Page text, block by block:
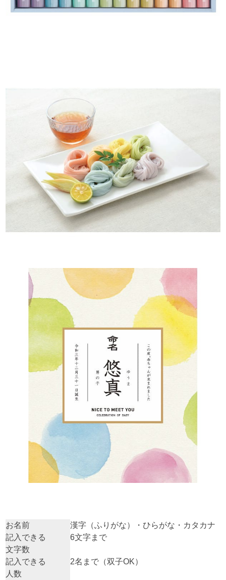
お名前
漢字（ふりがな）・ひらがな・カタカナ
記入できる
文字数
6文字まで
記入できる
人数
2名まで（双子OK）